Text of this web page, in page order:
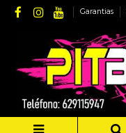
Garantias